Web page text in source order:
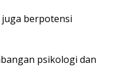
berpotensi
psikologi dan